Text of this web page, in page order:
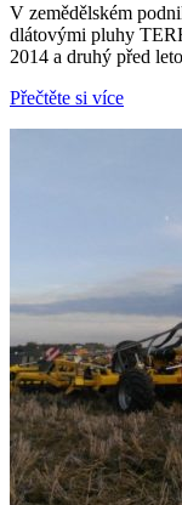
V zemědělském
dlátovými pluhy
2014 a druhý před
Přečtěte si více